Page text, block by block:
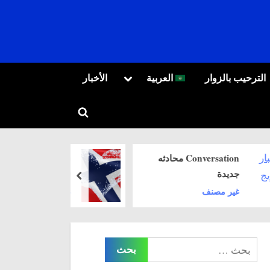
الترحيب بالزوار العربية Toggle
Русский
الأخبار
Toggle
form
Conversation محادثه
سعر الصرف اليوم
28.8.2020
غير مصنف
prev
البحث
عن: